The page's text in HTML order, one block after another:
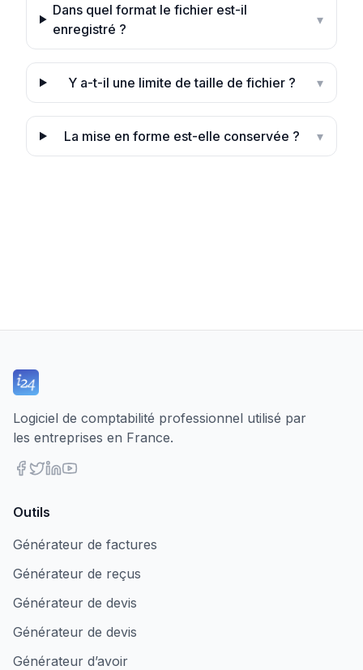
Dans quel format le fichier est-il
enregistré ?
▾
Y a-t-il une limite de taille de fichier ? ▾
La mise en forme est-elle conservée ? ▾
Logiciel de comptabilité professionnel utilisé par
les entreprises en France.
Outils
Générateur de factures
Générateur de reçus
Générateur de devis
Générateur de devis
Générateur d’avoir